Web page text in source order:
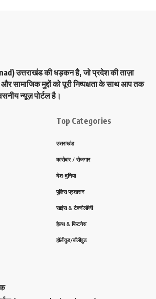
उत्तराखंड की धड़कन है, जो प्रदेश की ताज़ा
सामाजिक मुद्दों को पूरी निष्पक्षता के साथ आप तक
न्यूज़ पोर्टल है।
Top Categories
उत्तराखंड
कारोबार / रोजगार
देश-दुनिया
पुलिस प्रशासन
साइंस & टेक्नोलॉजी
हेल्थ & फिटनेस
हॉलीवुड/बॉलीवुड